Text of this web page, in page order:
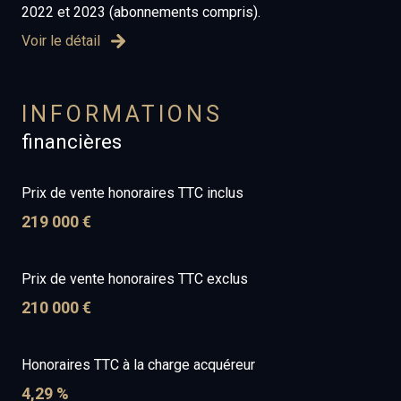
2022 et 2023 (abonnements compris).
Voir le détail
INFORMATIONS
financières
Prix de vente honoraires TTC inclus
219 000 €
Prix de vente honoraires TTC exclus
210 000 €
Honoraires TTC à la charge acquéreur
4,29 %